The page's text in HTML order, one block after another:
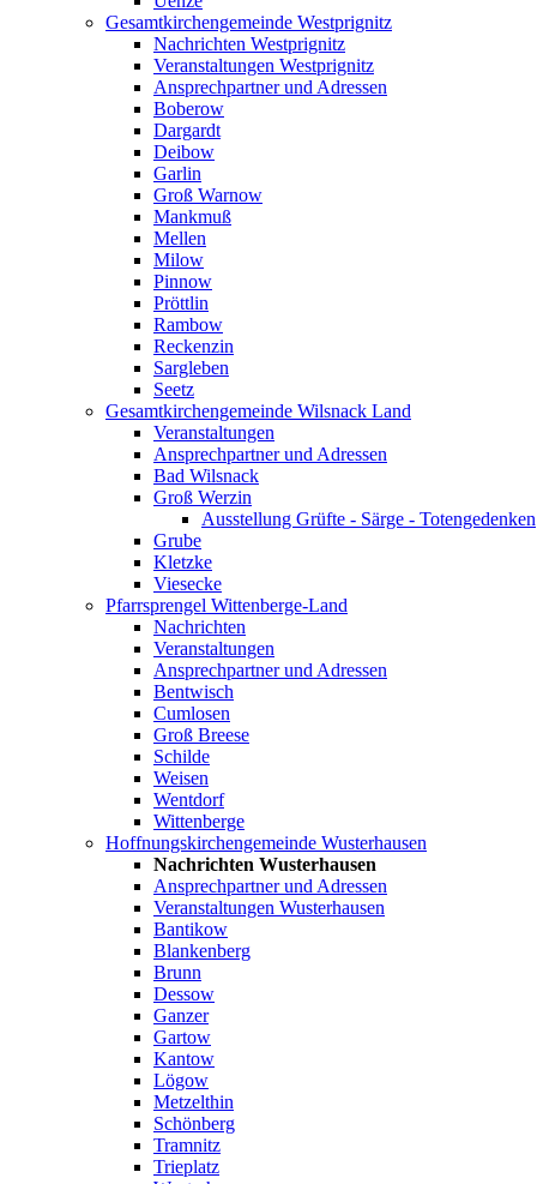
Gesamtkirchengemeinde Westprignitz
Nachrichten Westprignitz
Veranstaltungen Westprignitz
Ansprechpartner und Adressen
Boberow
Dargardt
Deibow
Garlin
Groß Warnow
Mankmuß
Mellen
Milow
Pinnow
Pröttlin
Rambow
Reckenzin
Sargleben
Seetz
Gesamtkirchengemeinde Wilsnack Land
Veranstaltungen
Ansprechpartner und Adressen
Bad Wilsnack
Groß Werzin
Ausstellung Grüfte - Särge - Totengedenken
Grube
Kletzke
Viesecke
Pfarrsprengel Wittenberge-Land
Nachrichten
Veranstaltungen
Ansprechpartner und Adressen
Bentwisch
Cumlosen
Groß Breese
Schilde
Weisen
Wentdorf
Wittenberge
Hoffnungskirchengemeinde Wusterhausen
Nachrichten Wusterhausen
Ansprechpartner und Adressen
Veranstaltungen Wusterhausen
Bantikow
Blankenberg
Brunn
Dessow
Ganzer
Gartow
Kantow
Lögow
Metzelthin
Schönberg
Tramnitz
Trieplatz